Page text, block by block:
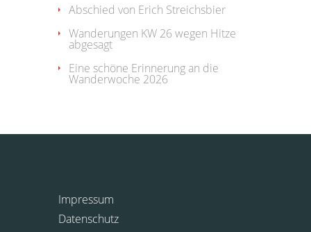
Abschied von Erich Streichsbier
Wanderungen KW 26 wegen Hitze
abgesagt
Eine schöne Erinnerung an die
Wanderwoche 2026
Impressum
Datenschutz